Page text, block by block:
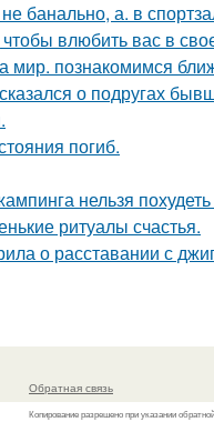
банально, а. в
влюбить вас в
мир. познакомимся
о подругах
погиб.
нельзя
ритуалы счастья.
о расставании с
Обратная связь
Копирование разрешено при указании